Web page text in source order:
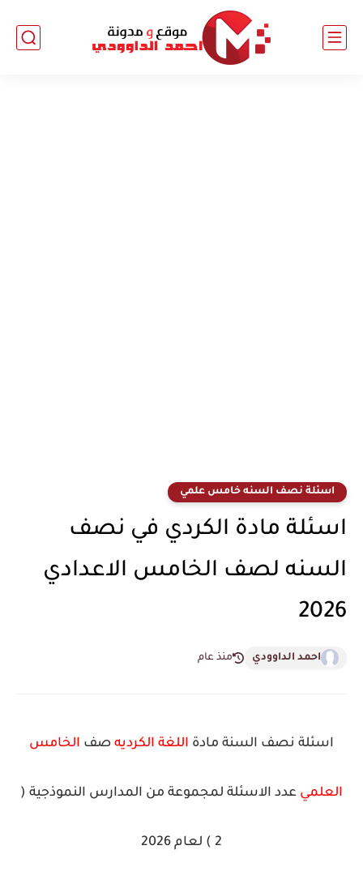
اسئلة نصف السنه خامس علمي
اسئلة مادة الكردي في نصف
السنه لصف الخامس الاعدادي
2026
احمد الداوودي منذ عام
اسئلة نصف السنة مادة اللغة الكرديه صف الخامس
العلمي عدد الاسئلة لمجموعة من المدارس النموذجية (
2 ) لعام 2026